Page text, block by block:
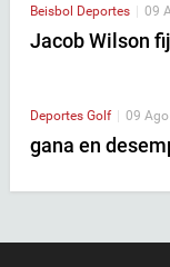
Beisbol Deportes | 09
Jacob Wilson
Deportes Golf 09
gana en